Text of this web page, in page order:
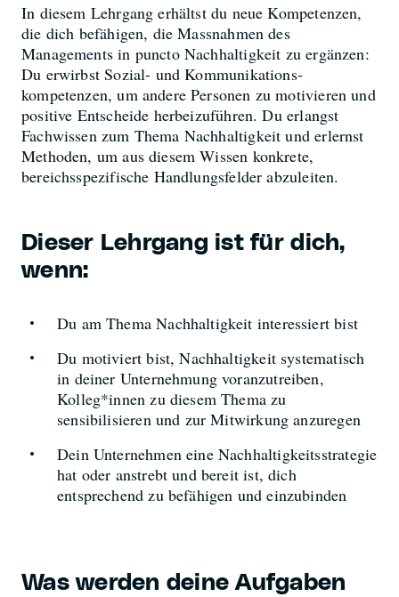
In diesem Lehrgang erhältst du neue Kompetenzen,
die dich befähigen, die Massnahmen des
Managements in puncto Nachhaltigkeit zu ergänzen:
Du erwirbst Sozial- und Kommunikations­
kompetenzen, um andere Personen zu motivieren und
positive Entscheide herbeizuführen. Du erlangst
Fachwissen zum Thema Nachhaltigkeit und erlernst
Methoden, um aus diesem Wissen konkrete,
bereichsspezifische Handlungsfelder abzuleiten.
Dieser Lehrgang ist für dich,
wenn:
Du am Thema Nachhaltigkeit interessiert bist
Du motiviert bist, Nachhaltigkeit systematisch
in deiner Unternehmung voranzutreiben,
Kolleg*innen zu diesem Thema zu
sensibilisieren und zur Mitwirkung anzuregen
Dein Unternehmen eine Nachhaltigkeitsstrategie
hat oder anstrebt und bereit ist, dich
entsprechend zu befähigen und einzubinden
Was werden deine Aufgaben